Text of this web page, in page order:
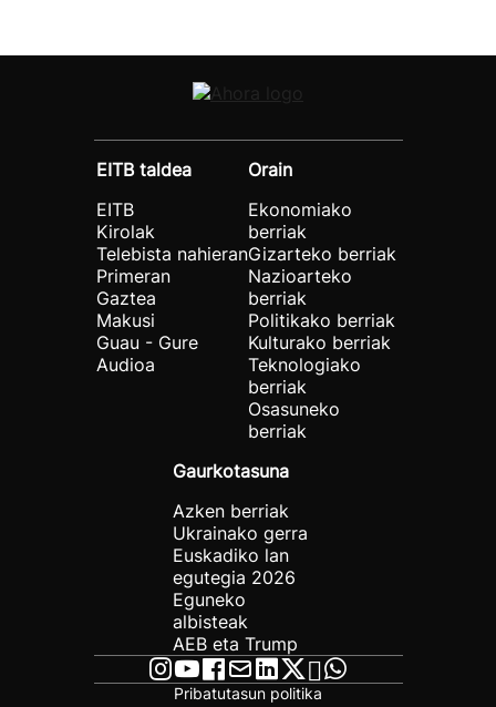
EITB taldea
EITB
Kirolak
Telebista nahieran
Primeran
Gaztea
Makusi
Guau - Gure
Audioa
Orain
Ekonomiako
berriak
Gizarteko berriak
Nazioarteko
berriak
Politikako berriak
Kulturako berriak
Teknologiako
berriak
Osasuneko
berriak
Gaurkotasuna
Azken berriak
Ukrainako gerra
Euskadiko lan
egutegia 2026
Eguneko
albisteak
AEB eta Trump
Pribatutasun politika